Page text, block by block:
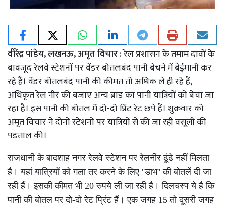
वीरेंद्र पांडेय, लखनऊ, अमृत विचार :रेल प्रशासन के तमाम दावों के
बावजूद रेलवे स्टेशनों पर वेंडर बोतलबंद पानी बेचने में बेईमानी कर
रहे हैं। वेंडर बोतलबंद पानी की कीमत तो अधिक ले ही रहे हैं,
अधिकृत रेल नीर की बजाए अन्य ब्रांड का पानी यात्रियों को बेचा जा
रहा है। इस पानी की बोतल में दो-दो प्रिंट रेट छपे हैं। शुक्रवार को
अमृत विचार ने दोनों स्टेशनों पर यात्रियों से की जा रही वसूली की
पड़ताल की।
राजधानी के बादशाह नगर रेलवे स्टेशन पर रेलनीर ढूंढे नहीं मिलता
है। यहां यात्रियों को गला तर करने के लिए ''डाभ'' की बोतलें दी जा
रही हैं। इसकी कीमत भी 20 रुपये ली जा रही है। दिलचस्प ये है कि
पानी की बोतल पर दो-दो रेट प्रिंट हैं। एक जगह 15 तो दूसरी जगह